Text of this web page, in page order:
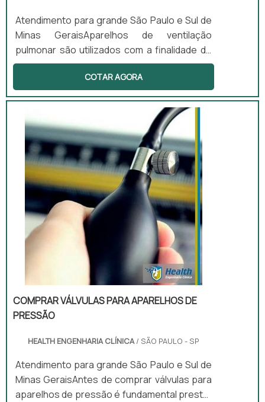
Atendimento para grande São Paulo e Sul de
Minas GeraisAparelhos de ventilação
pulmonar são utilizados com a finalidade de
oferecer aos pacientes gases necessários
para que suas respirações sejam feitas com
qualidade. Esses aparelhos cumprem suas
funções de modo controlado, nas
quantidades e qualidades comportáveis de
cada sistema pulmonar. Uma das peças mais
importantes é o conector do circuito de
ventilação. E antes de comprar conecto...
COTAR AGORA
COMPRAR VÁLVULAS PARA APARELHOS DE
PRESSÃO
HEALTH ENGENHARIA CLÍNICA/ SÃO PAULO - SP
Atendimento para grande São Paulo e Sul de
Minas GeraisAntes de comprar válvulas para
aparelhos de pressão é fundamental prestar